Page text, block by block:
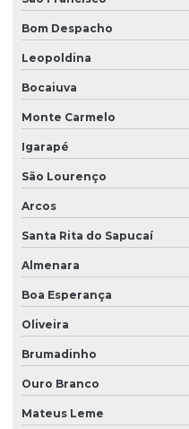
Bom Despacho
Leopoldina
Bocaiuva
Monte Carmelo
Igarapé
São Lourenço
Arcos
Santa Rita do Sapucaí
Almenara
Boa Esperança
Oliveira
Brumadinho
Ouro Branco
Mateus Leme